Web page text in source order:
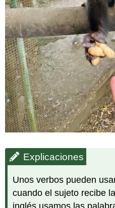
Explicaciones
Unos verbos pueden
cuando el sujeto recibe
inglés usamos las